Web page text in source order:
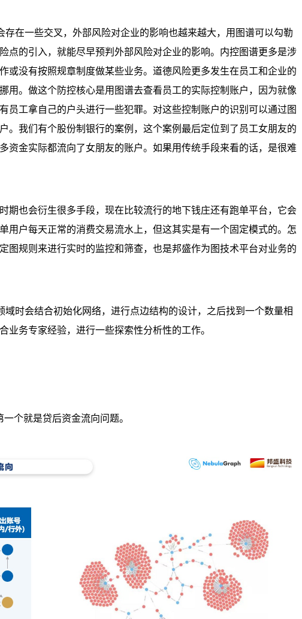
存在一些交叉，外部风险对企业的影响也越来越大，用图谱可以勾勒
点的引入，就能尽早预判外部风险对企业的影响。内控图谱更多是涉
或没有按照规章制度做某些业务。道德风险更多发生在员工和企业的
用。做这个防控核心是用图谱去查看员工的实际控制账户，因为就像
员工拿自己的户头进行一些犯罪。对这些控制账户的识别可以通过图
。我们有个股份制银行的案例，这个案例最后定位到了员工女朋友的
资金实际都流向了女朋友的账户。如果用传统手段来看的话，是很难
期也会衍生很多手段，现在比较流行的地下钱庄还有跑单平台，它会
用户每天正常的消费交易流水上，但这其实是有一个固定模式的。怎
图规则来进行实时的监控和筛查，也是邦盛作为图技术平台对业务的
域时会结合初始化网络，进行点边结构的设计，之后找到一个数量相
业务专家经验，进行一些探索性分析性的工作。
个就是贷后资金流向问题。